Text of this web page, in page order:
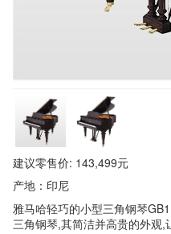
建议零售价: 143,499元
产地：印尼
雅马哈轻巧的小型三角钢琴
三角钢琴,其简洁并高贵的外观,